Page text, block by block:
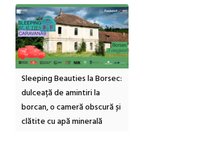
Sleeping Beauties la Borsec:
dulceață de amintiri la
borcan, o cameră obscură și
clătite cu apă minerală